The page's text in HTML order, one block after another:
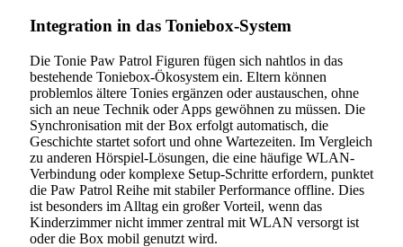
Integration in das Toniebox-System
Die Tonie Paw Patrol Figuren fügen sich nahtlos in das
bestehende Toniebox-Ökosystem ein. Eltern können
problemlos ältere Tonies ergänzen oder austauschen, ohne
sich an neue Technik oder Apps gewöhnen zu müssen. Die
Synchronisation mit der Box erfolgt automatisch, die
Geschichte startet sofort und ohne Wartezeiten. Im Vergleich
zu anderen Hörspiel-Lösungen, die eine häufige WLAN-
Verbindung oder komplexe Setup-Schritte erfordern, punktet
die Paw Patrol Reihe mit stabiler Performance offline. Dies
ist besonders im Alltag ein großer Vorteil, wenn das
Kinderzimmer nicht immer zentral mit WLAN versorgt ist
oder die Box mobil genutzt wird.